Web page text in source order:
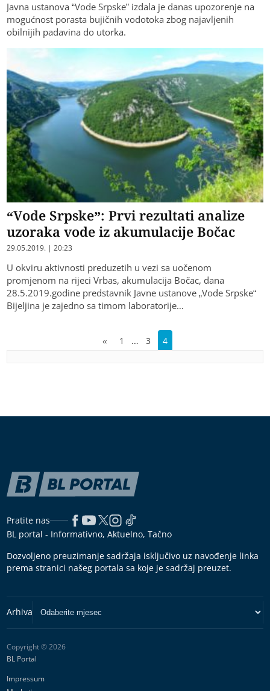
Javna ustanova “Vode Srpske” izdala je danas upozorenje na
mogućnost porasta bujičnih vodotoka zbog najavljenih
obilnijih padavina do utorka.
“Vode Srpske”: Prvi rezultati analize
uzoraka vode iz akumulacije Bočac
29.05.2019. | 20:23
U okviru aktivnosti preduzetih u vezi sa uočenom
promjenom na rijeci Vrbas, akumulacija Bočac, dana
28.5.2019.godine predstavnik Javne ustanove „Vode Srpske“
Bijeljina je zajedno sa timom laboratorije…
« 1 … 3 4
Pratite nas
BL portal - Informativno, Aktuelno, Tačno
Dozvoljeno preuzimanje sadržaja isključivo uz navođenje linka
prema stranici našeg portala sa koje je sadržaj preuzet.
Copyright © 2026
BL Portal
Impressum